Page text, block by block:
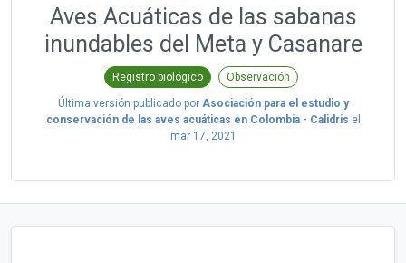
Aves Acuáticas de las sabanas
inundables del Meta y Casanare
Registro biológico Observación
Última versión publicado por Asociación para el estudio y
conservación de las aves acuáticas en Colombia - Calidris el
mar 17, 2021